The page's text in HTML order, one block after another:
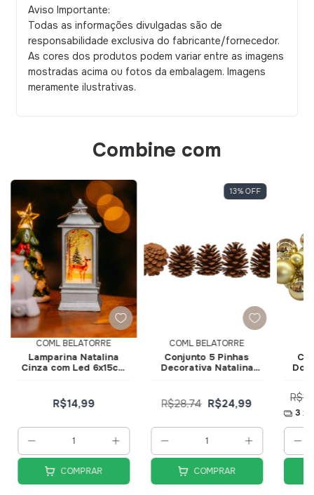
Aviso Importante:
Todas as informações divulgadas são de
responsabilidade exclusiva do fabricante/fornecedor.
As cores dos produtos podem variar entre as imagens
mostradas acima ou fotos da embalagem. Imagens
meramente ilustrativas.
Combine com
COML BELATORRE
Lamparina Natalina
Cinza com Led 6x15cm
R$14,99
COMPRAR
13%OFF
COML BELATORRE
Conjunto 5 Pinhas
Decorativa Natalina
R$28,74 R$24,99
COMPRAR
3 x